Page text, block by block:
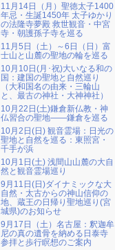
11月14日（月）聖徳太子1400
年忌・生誕1450年 太子ゆかり
の法隆寺夢殿 救世観音・中宮
寺・朝護孫子寺を巡る
11月5日（土）～6日（日）富
士山と山麓の聖地の輪を巡る
10月10日(月･祝)大いなる和の
国：建国の聖地と自然巡り
（大和国名の由来・三輪山
と、最古の神社・大神神社）
10月22日(土)鎌倉新仏教・神
仏習合の聖地――鎌倉を巡る
10月2日(日) 観音霊場：日光の
聖地と自然を巡る：東照宮・
千手が浜
10月1日(土) 浅間山山麓の大自
然と観音霊場巡り
9月11日(日)ダイナミックな大
自然・太古からの神山信仰の
地、蔵王の日帰り聖地巡り(宮
城県)のお知らせ
9月17日（土）名古屋：釈迦牟
尼の真の遺骨を納める日泰寺
参拝と歩行瞑想のご案内